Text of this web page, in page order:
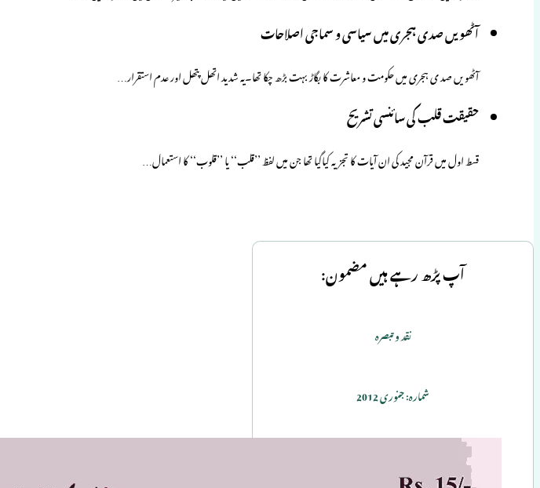
آٹھویں صدی ہجری میں سیاسی و سماجی اصلاحات
آٹھویں صد ی ہجری میں حکومت و معاشرت کا بگاڑ بہت بڑھ چکا تھا۔یہ شدید اتھل پتھل اور عدم استقرار…
حقیقت قلب کی سائنسی تشریح
قسط اول میں قرآن مجید کی ان آیات کا تجزیہ کیاگیا تھا جن میں لفظ ’’قلب‘‘ یا ’’قلوب‘‘ کا استعمال…
آپ پڑھ رہے ہیں مضمون:
نقد و تبصرہ
شمارہ: جنوری 2012